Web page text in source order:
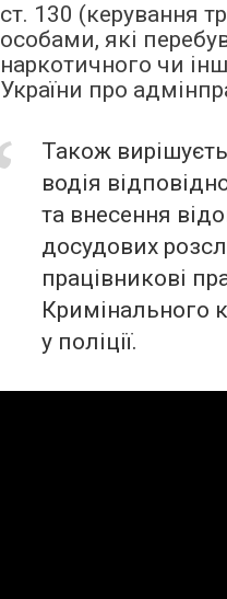
ст. 130 (керування
особами, які
наркотичного чи
України про
Також
водія
та внесення
досудових
працівникові
Кримінального
у поліції.